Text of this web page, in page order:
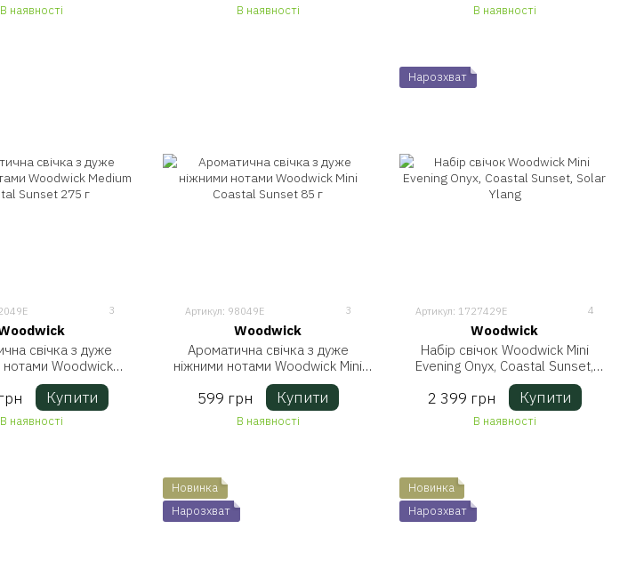
В наявності В наявності В наявності
3
свічка з дуже
нотами Woodwick
Sunset 275 г
Купити
В наявності
Артикул: 98049E 3
Woodwick
Ароматична свічка з дуже
ніжними нотами Woodwick Mini
Coastal Sunset 85 г
599 грн Купити
В наявності
Нарозхват
Артикул: 1727429E 4
Woodwick
Набір свічок Woodwick Mini
Evening Onyx, Coastal Sunset,
Solar Ylang
2 399 грн Купити
В наявності
Новинка
Нарозхват
Новинка
Нарозхват